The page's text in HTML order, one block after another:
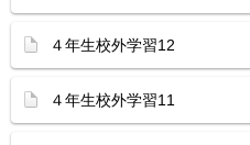
４年生校外学習12
４年生校外学習11